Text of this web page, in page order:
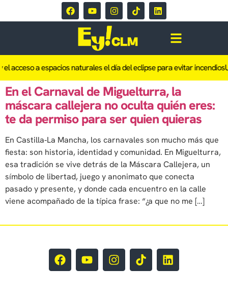
el acceso a espacios naturales el día del eclipse para evitar incendios
En el Carnaval de Miguelturra, la
máscara callejera no oculta quién eres:
te da permiso para ser quien quieras
En Castilla‑La Mancha, los carnavales son mucho más que
fiesta: son historia, identidad y comunidad. En Miguelturra,
esa tradición se vive detrás de la Máscara Callejera, un
símbolo de libertad, juego y anonimato que conecta
pasado y presente, y donde cada encuentro en la calle
viene acompañado de la típica frase: “¿a que no me […]